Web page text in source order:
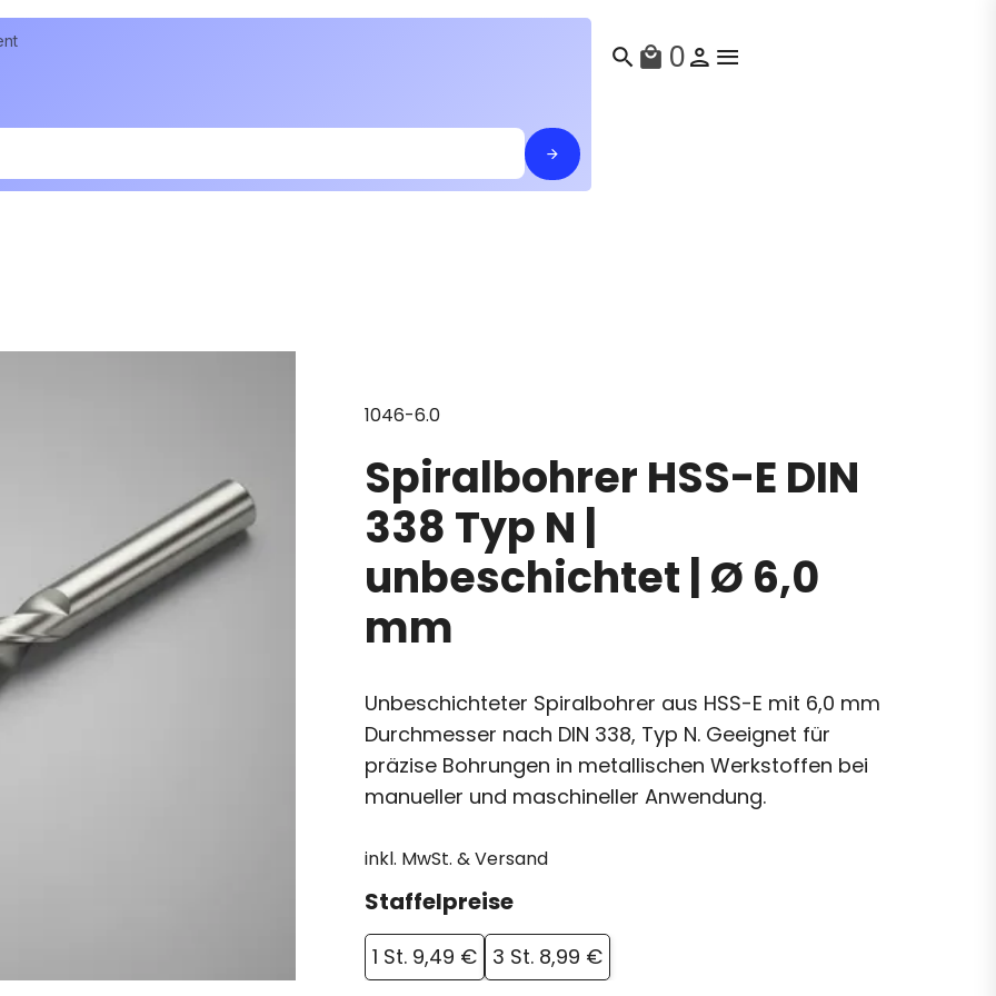
search local_mall 0
1046-6.0
Spiralbohrer HSS-E DIN
338 Typ N |
unbeschichtet | Ø 6,0
mm
Unbeschichteter Spiralbohrer aus HSS-E mit 6,0 mm
Durchmesser nach DIN 338, Typ N. Geeignet für
präzise Bohrungen in metallischen Werkstoffen bei
manueller und maschineller Anwendung.
inkl. MwSt. & Versand
Staffelpreise
1 St. 9,49 € 3 St. 8,99 €